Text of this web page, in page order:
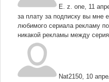
E. z. one, 11
за плату за подписку вы
любимого сериала рекламу
никакой рекламы между
Nat2150, 10